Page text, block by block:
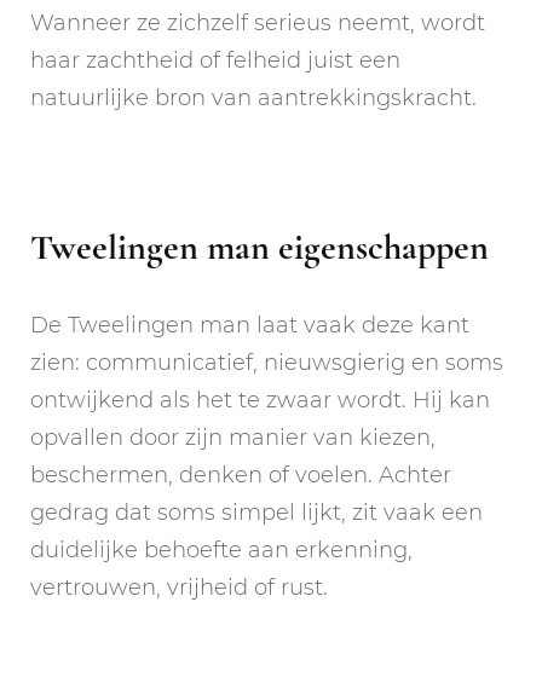
Wanneer ze zichzelf serieus neemt, wordt
haar zachtheid of felheid juist een
natuurlijke bron van aantrekkingskracht.
Tweelingen man eigenschappen
De Tweelingen man laat vaak deze kant
zien: communicatief, nieuwsgierig en soms
ontwijkend als het te zwaar wordt. Hij kan
opvallen door zijn manier van kiezen,
beschermen, denken of voelen. Achter
gedrag dat soms simpel lijkt, zit vaak een
duidelijke behoefte aan erkenning,
vertrouwen, vrijheid of rust.